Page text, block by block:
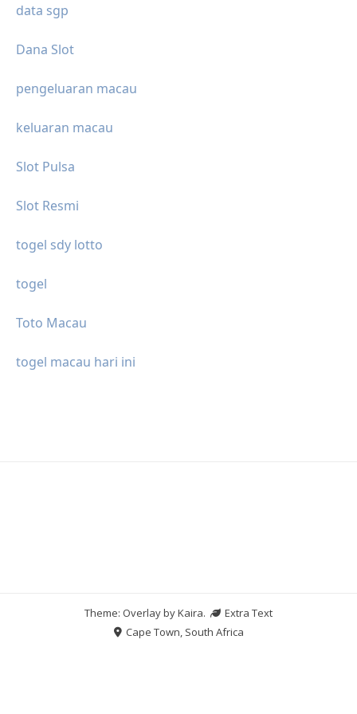
data sgp
Dana Slot
pengeluaran macau
keluaran macau
Slot Pulsa
Slot Resmi
togel sdy lotto
togel
Toto Macau
togel macau hari ini
Theme: Overlay byKaira.
Extra Text
Cape Town, South Africa